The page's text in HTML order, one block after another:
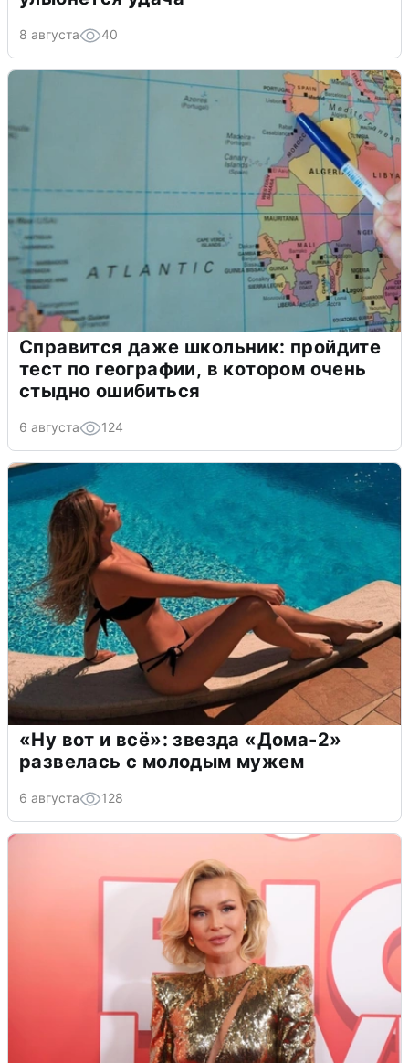
8 августа 40
Справится даже школьник: пройдите
тест по географии, в котором очень
стыдно ошибиться
6 августа 124
«Ну вот и всё»: звезда «Дома-2»
развелась с молодым мужем
6 августа 128